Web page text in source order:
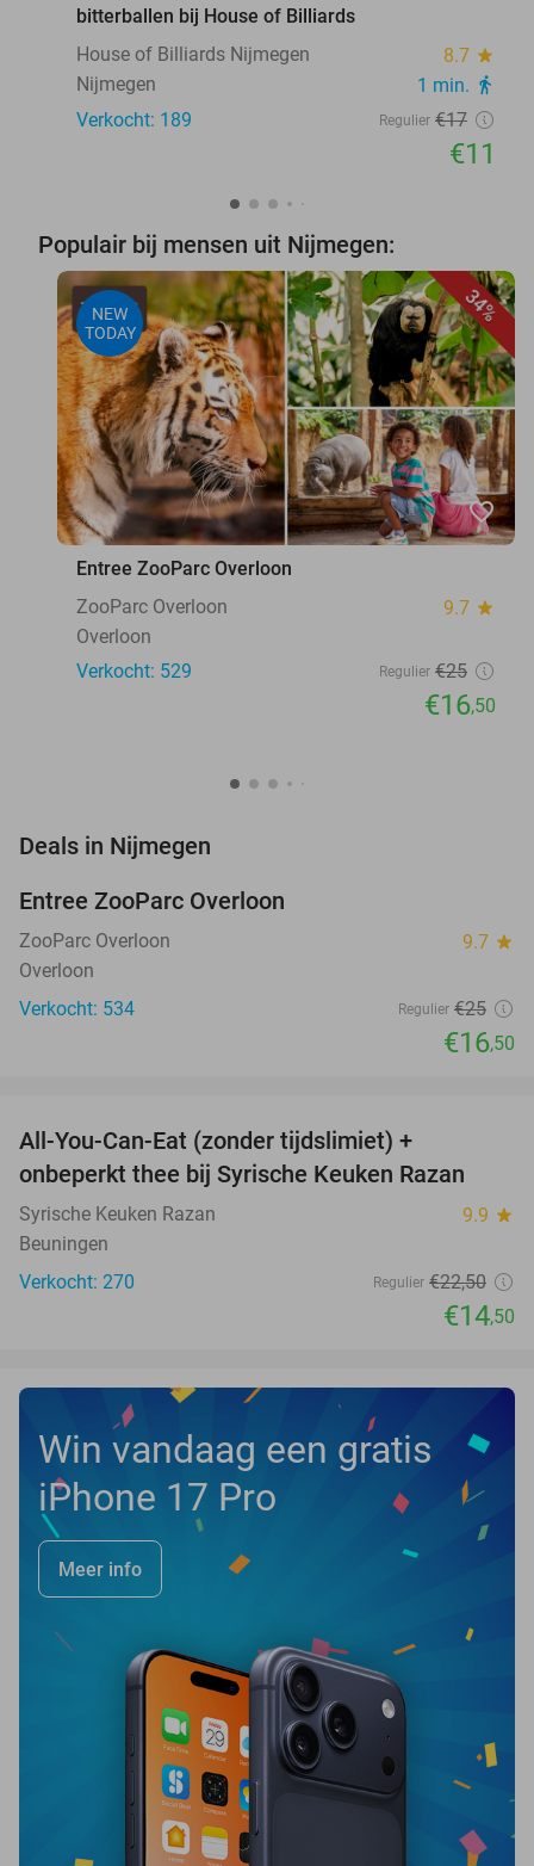
bitterballen bij House of Billiards
House of Billiards Nijmegen
8.7 star
Nijmegen 1 min. directions_walk
Verkocht: 189 Regulier €17
€11
Populair bij mensen uit Nijmegen:
34%
NEW
TODAY
favorite_border
Entree ZooParc Overloon
ZooParc Overloon
9.7 star
Overloon
Verkocht: 529
Regulier €25
€16,50
Deals in Nijmegen
TODAY
Entree ZooParc Overloon
ZooParc Overloon 9.7 star
Overloon
Verkocht: 534
Regulier €25
€16,50
All-You-Can-Eat (zonder tijdslimiet) +
onbeperkt thee bij Syrische Keuken Razan
Syrische Keuken Razan 9.9 star
Beuningen
Verkocht: 270
Regulier €22,50
€14,50
Win vandaag een gratis
iPhone 17 Pro
Meer info